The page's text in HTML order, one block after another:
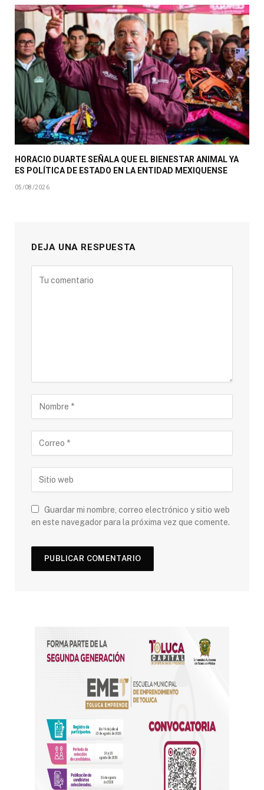
HORACIO DUARTE SEÑALA QUE EL BIENESTAR ANIMAL YA
ES POLÍTICA DE ESTADO EN LA ENTIDAD MEXIQUENSE
05/08/2026
DEJA UNA RESPUESTA
Guardar mi nombre, correo electrónico y sitio web
en este navegador para la próxima vez que comente.